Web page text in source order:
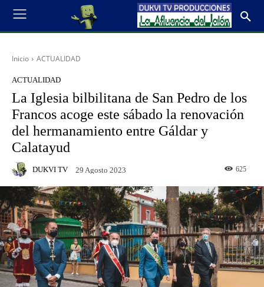
Inicio ACTUALIDAD
ACTUALIDAD
La Iglesia bilbilitana de San Pedro de los
Francos acoge este sábado la renovación
del hermanamiento entre Gáldar y
Calatayud
DUKVI TV 29 Agosto 2023 625